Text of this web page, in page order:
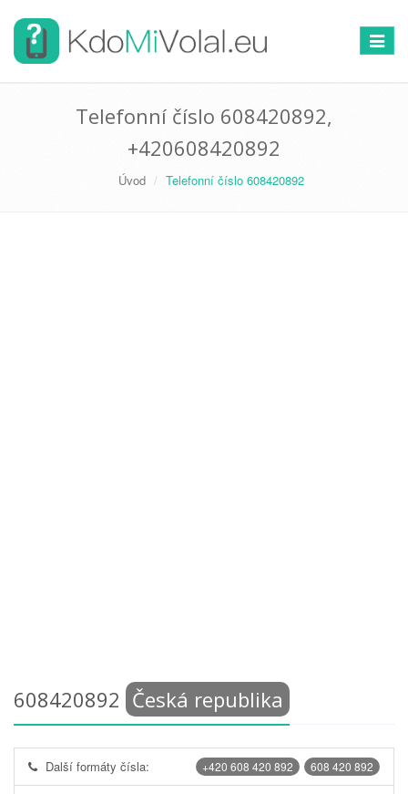
Telefonní číslo 608420892,
+420608420892
Úvod Telefonní číslo 608420892
608420892 Česká republika
608 420 892
+420 608 420 892
Další formáty čísla: